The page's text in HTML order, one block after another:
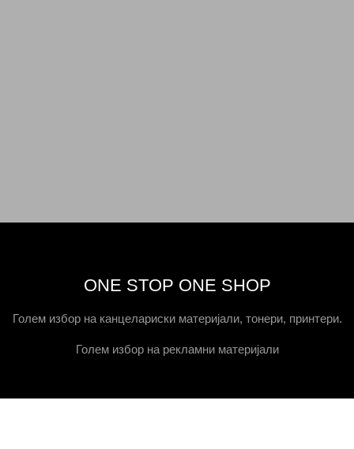
ONE STOP ONE SHOP
Голем избор на канцелариски материјали, тонери, принтери.
Голем избор на рекламни материјали